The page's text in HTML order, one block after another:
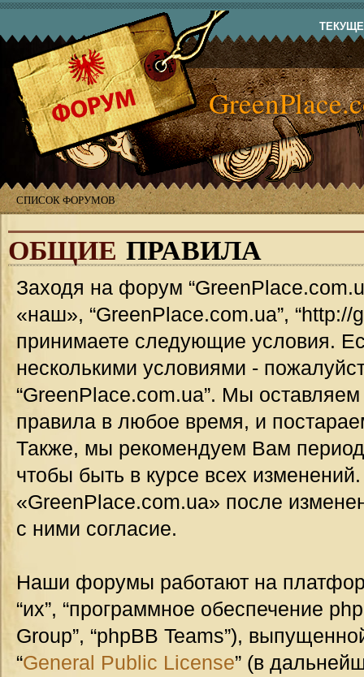
СПИСОК ФОРУМОВ
ОБЩИЕ ПРАВИЛА
Заходя на форум
«наш», “GreenPlace.com.ua”,
принимаете следующие условия.
несколькими условиями -
“GreenPlace.com.ua”. Мы
правила в любое время, и
Также, мы рекомендуем Вам
чтобы быть в курсе всех
«GreenPlace.com.ua» после
с ними согласие.
Наши форумы работают на
“их”, “программное обеспечение
Group”, “phpBB Teams”),
“General Public License” (в